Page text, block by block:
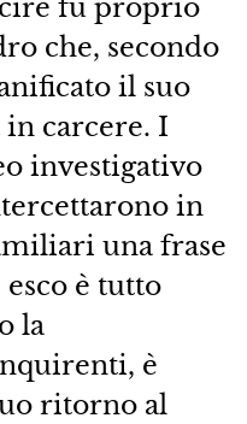
fu proprio
che, secondo
il suo
carcere. I
investigativo
in
una frase
è tutto
la
è
ritorno al